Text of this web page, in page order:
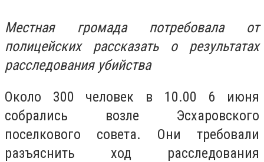
Местная громада потребовала от
полицейских рассказать о результатах
расследования убийства
Около 300 человек в 10.00 6 июня
собрались возле Эсхаровского
поселкового совета. Они требовали
разъяснить ход расследования